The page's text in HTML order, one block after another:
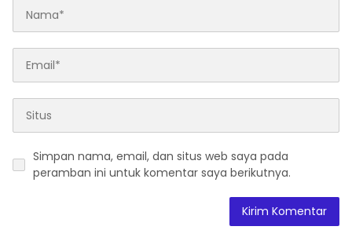
Simpan nama, email, dan situs web saya pada
peramban ini untuk komentar saya berikutnya.